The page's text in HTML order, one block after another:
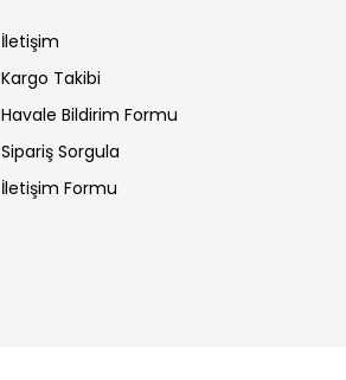
İletişim
Kargo Takibi
Havale Bildirim Formu
Sipariş Sorgula
İletişim Formu